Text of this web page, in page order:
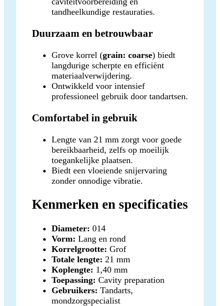
tandheelkundige restauraties.
Duurzaam en betrouwbaar
Grove korrel (grain: coarse) biedt
langdurige scherpte en efficiënt
materiaalverwijdering.
Ontwikkeld voor intensief
professioneel gebruik door tandartsen.
Comfortabel in gebruik
Lengte van 21 mm zorgt voor goede
bereikbaarheid, zelfs op moeilijk
toegankelijke plaatsen.
Biedt een vloeiende snijervaring
zonder onnodige vibratie.
Kenmerken en specificaties
Diameter: 014
Vorm: Lang en rond
Korrelgrootte: Grof
Totale lengte: 21 mm
Koplengte: 1,40 mm
Toepassing: Cavity preparation
Gebruikers: Tandarts,
mondzorgspecialist